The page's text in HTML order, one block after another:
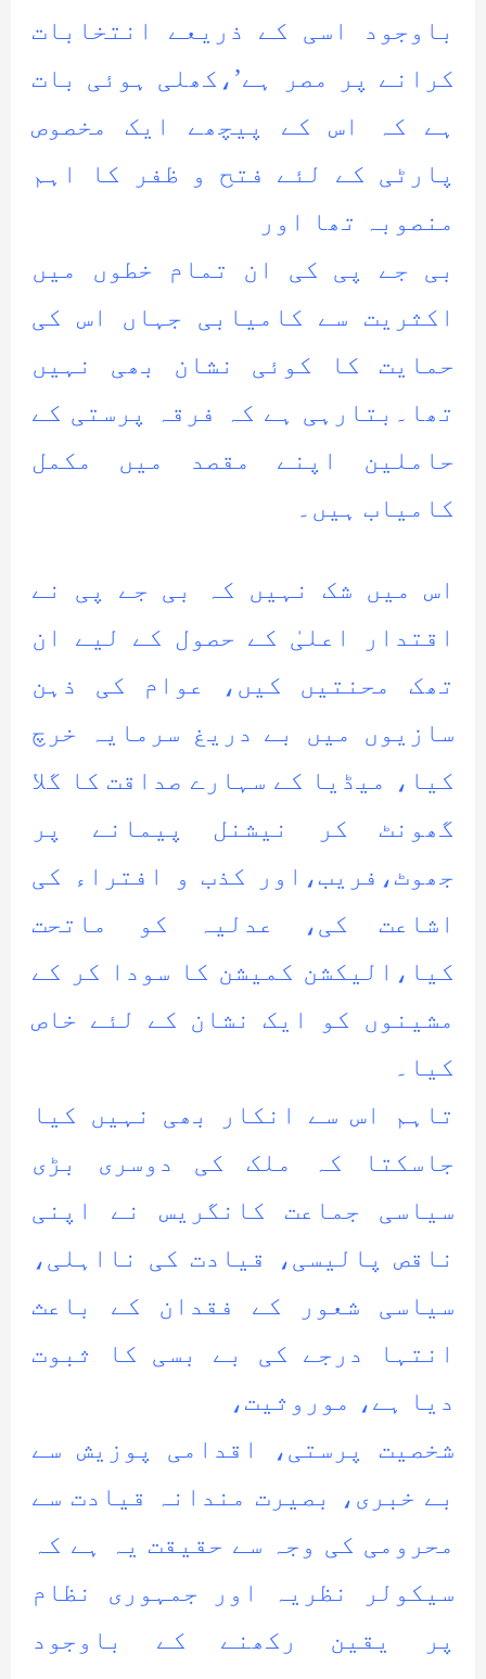
باوجود اسی کے ذریعے انتخابات
کرانے پر مصر ہے’،کھلی ہوئی بات
ہے کہ اس کے پیچھے ایک مخصوص
پارٹی کے لئے فتح و ظفر کا اہم
منصوبہ تھا اور
بی جے پی کی ان تمام خطوں میں
اکثریت سے کامیابی جہاں اس کی
حمایت کا کوئی نشان بھی نہیں
تھا۔بتارہی ہے کہ فرقہ پرستی کے
حاملین اپنے مقصد میں مکمل
کامیاب ہیں۔
اس میں شک نہیں کہ بی جے پی نے
اقتدار اعلیٰ کے حصول کے لیے ان
تھک محنتیں کیں، عوام کی ذہن
سازیوں میں بے دریغ سرمایہ خرچ
کیا، میڈیا کے سہارے صداقت کا گلا
گھونٹ کر نیشنل پیمانے پر
جھوٹ،فریب،اور کذب و افتراء کی
اشاعت کی، عدلیہ کو ماتحت
کیا،الیکشن کمیشن کا سودا کر کے
مشینوں کو ایک نشان کے لئے خاص
کیا۔
تاہم اس سے انکار بھی نہیں کیا
جاسکتا کہ ملک کی دوسری بڑی
سیاسی جماعت کانگریس نے اپنی
ناقص پالیسی، قیادت کی نااہلی،
سیاسی شعور کے فقدان کے باعث
انتہا درجے کی بے بسی کا ثبوت
دیا ہے، موروثیت،
شخصیت پرستی، اقدامی پوزیش سے
بے خبری، بصیرت مندانہ قیادت سے
محرومی کی وجہ سے حقیقت یہ ہے کہ
سیکولر نظریہ اور جمہوری نظام
پر یقین رکھنے کے باوجود